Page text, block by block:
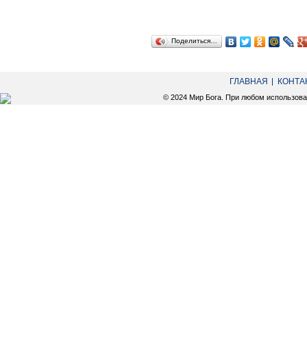
Поделиться…
ГЛАВНАЯ
© 2024 Мир Бога. При любом